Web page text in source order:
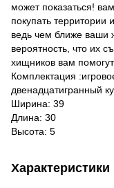
может показаться!
покупать территории
ведь чем ближе ваши
вероятность, что их
хищников вам
Комплектация
двенадцатигранный
Ширина: 39
Длина: 30
Высота: 5
Характеристики